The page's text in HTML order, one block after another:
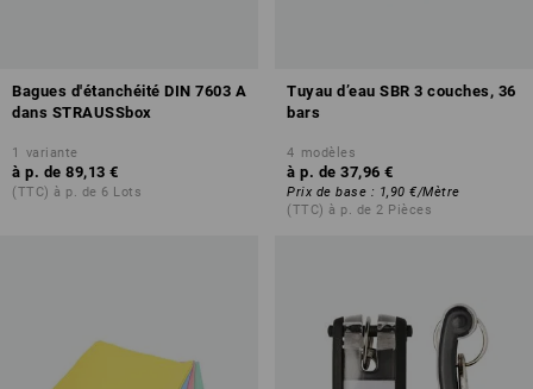
Bagues d'étanchéité DIN 7603 A
dans STRAUSSbox
1 variante
à p. de 89,13 €
(TTC) à p. de 6 Lots
Tuyau d’eau SBR 3 couches, 36
bars
4 modèles
à p. de 37,96 €
Prix de base : 1,90 €/Mètre
(TTC) à p. de 2 Pièces